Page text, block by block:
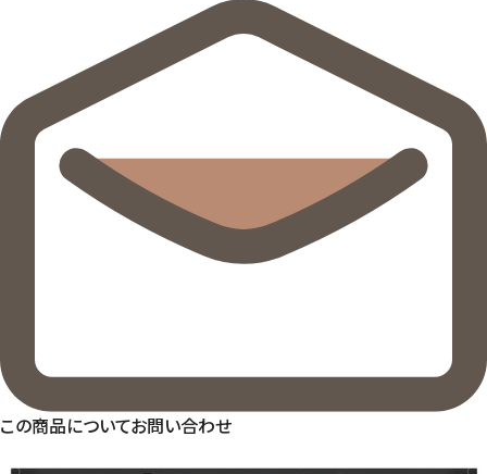
この商品についてお問い合わせ